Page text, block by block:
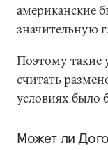
американские
значительную
Поэтому такие
считать
условиях было
Может ли